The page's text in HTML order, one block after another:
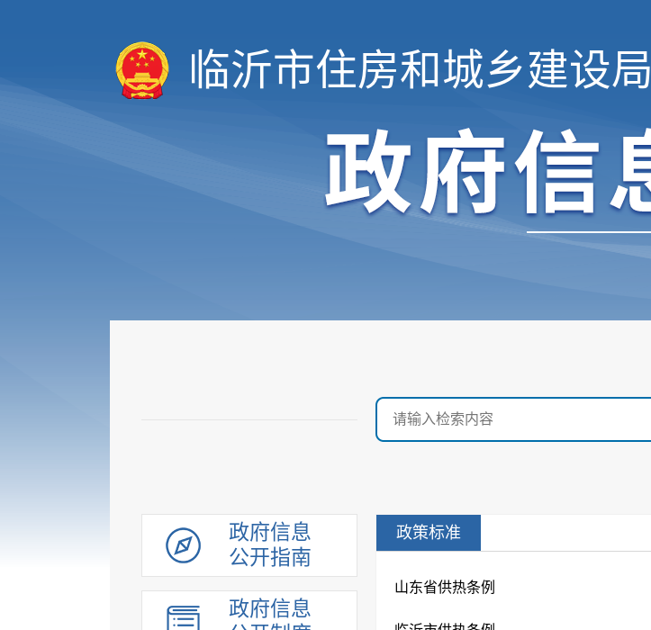
临沂市住房和城乡建设局
政府信息
公开指南
政府信息
政策标准
山东省供热条例